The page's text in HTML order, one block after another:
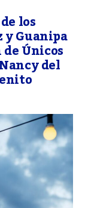
los
Guanipa
Únicos
del